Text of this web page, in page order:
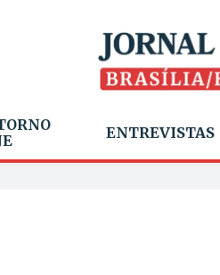
ENTREVISTAS